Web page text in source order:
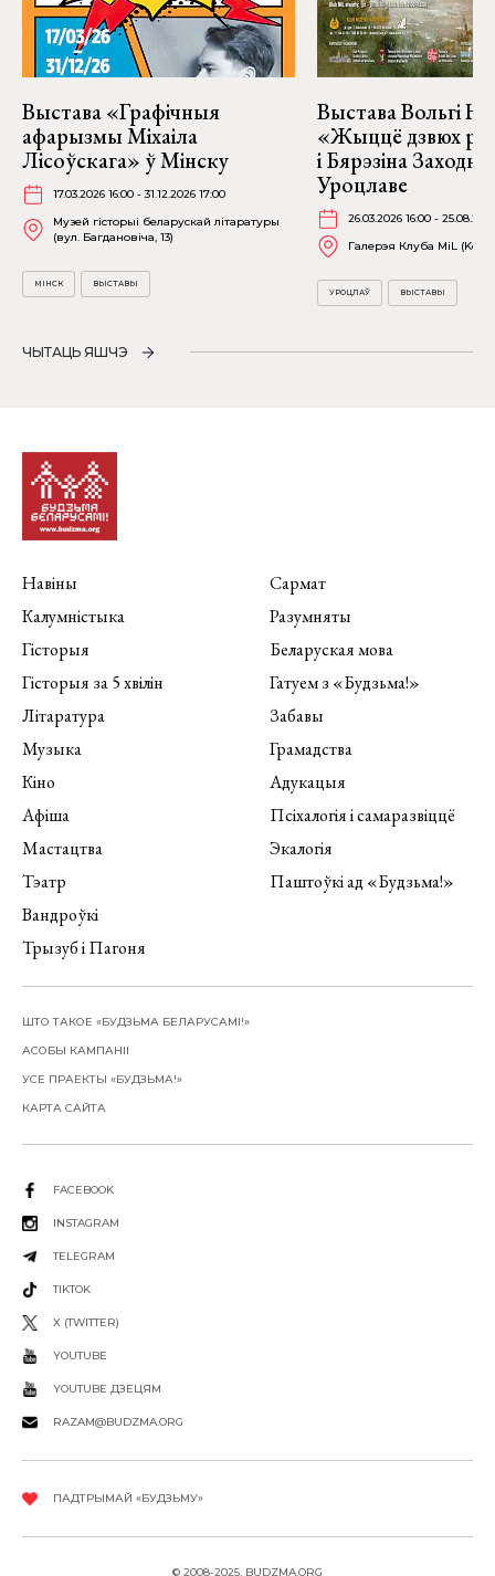
Выстава «Графічныя
афарызмы Міхаіла
Лісоўскага» ў Мінску
17.03.2026 16:00 - 31.12.2026 17:00
Музей гісторыі беларускай літаратуры
(вул. Багдановіча, 13)
МІНСК ВЫСТАВЫ
Выстава Вольгі
«Жыццё дзвюх
і Бярэзіна
Уроцлаве
26.03.2026 16:00 -
Галерэя Клуба MiL
УРОЦЛАЎ ВЫСТАВЫ
ЧЫТАЦЬ ЯШЧЭ
Навіны
Калумністыка
Гісторыя
Гісторыя за 5 хвілін
Літаратура
Музыка
Кіно
Афіша
Мастацтва
Тэатр
Вандроўкі
Трызуб і Пагоня
Сармат
Разумняты
Беларуская мова
Гатуем з «Будзьма!»
Забавы
Грамадства
Адукацыя
Псіхалогія і самаразвіццё
Экалогія
Паштоўкі ад «Будзьма!»
ШТО ТАКОЕ «БУДЗЬМА БЕЛАРУСАМІ!»
АСОБЫ КАМПАНІІ
УСЕ ПРАЕКТЫ «БУДЗЬМА!»
КАРТА САЙТА
FACEBOOK
INSTAGRAM
TELEGRAM
TIKTOK
X (TWITTER)
YOUTUBE
YOUTUBE ДЗЕЦЯМ
RAZAM@BUDZMA.ORG
ПАДТРЫМАЙ «БУДЗЬМУ»
© 2008-2025, BUDZMA.ORG